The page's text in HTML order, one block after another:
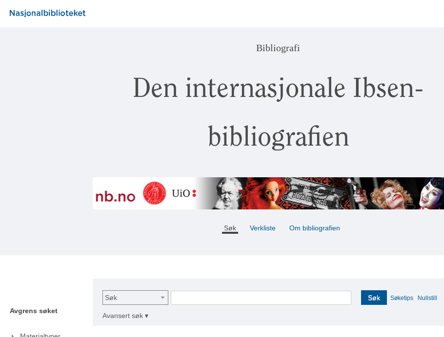
Bibliografi
Den internasjonale Ibsen-
bibliografien
Søk Verkliste Om bibliografien
Avgrens søket
Søk Søk Søketips Nullstill
Avansert søk ▾